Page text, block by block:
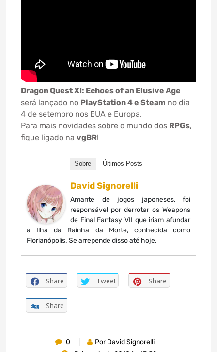
Dragon Quest XI: Echoes of an Elusive Age
será lançado no PlayStation 4 e Steam no dia
4 de setembro nos EUA e Europa.
Para mais novidades sobre o mundo dos RPGs,
fique ligado na vgBR!
Sobre Últimos Posts
David Signorelli
Amante de jogos japoneses, foi
responsável por derrotar os Weapons
de Final Fantasy VII que iriam afundar
a Ilha da Rainha da Morte, conhecida como
Florianópolis. Se arrepende disso até hoje.
Share Tweet Share
Share
0
Por David Signorelli